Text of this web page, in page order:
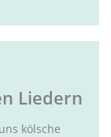
Liedern
kölsche